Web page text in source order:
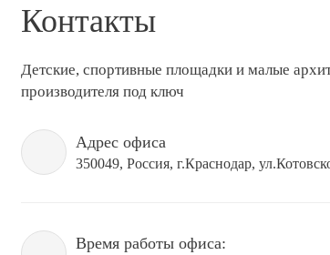
Контакты
Детские, спортивные площадки и малые
производителя под ключ
Адрес офиса
350049, Россия, г.Краснодар,
Время работы офиса: